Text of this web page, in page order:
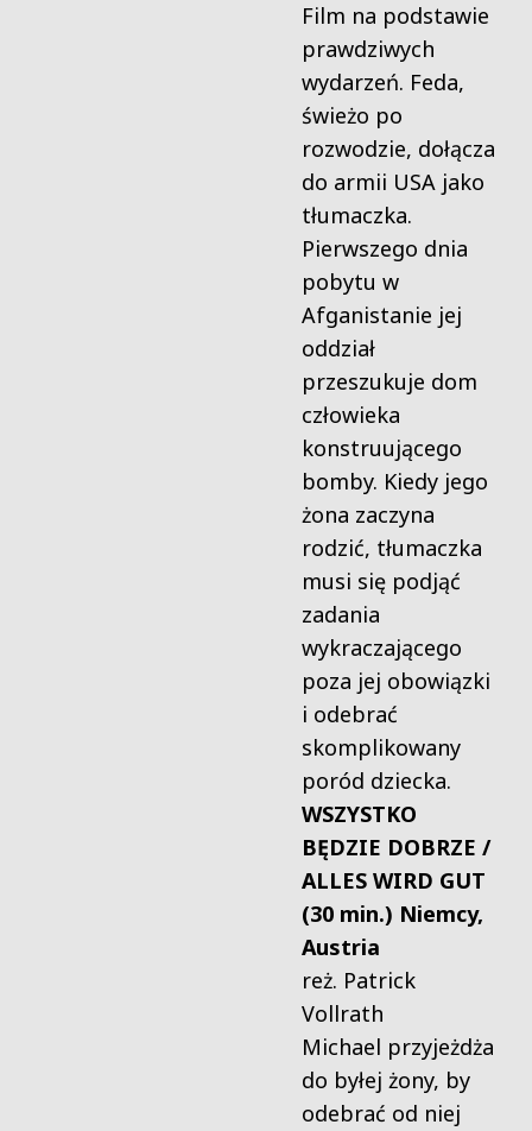
Film na podstawie
prawdziwych
wydarzeń. Feda,
świeżo po
rozwodzie, dołącza
do armii USA jako
tłumaczka.
Pierwszego dnia
pobytu w
Afganistanie jej
oddział
przeszukuje dom
człowieka
konstruującego
bomby. Kiedy jego
żona zaczyna
rodzić, tłumaczka
musi się podjąć
zadania
wykraczającego
poza jej obowiązki
i odebrać
skomplikowany
poród dziecka.
WSZYSTKO
BĘDZIE DOBRZE /
ALLES WIRD GUT
(30 min.) Niemcy,
Austria
reż. Patrick
Vollrath
Michael przyjeżdża
do byłej żony, by
odebrać od niej